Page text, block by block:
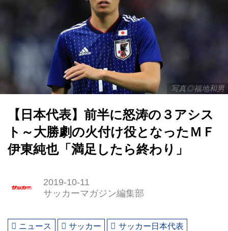
写真◎福地和男
【日本代表】前半に怒涛の３アシス
ト～大勝劇の火付け役となったＭＦ
伊東純也「満足したら終わり」
2019-10-11
サッカーマガジン編集部
ニュース サッカー
サッカー日本代表